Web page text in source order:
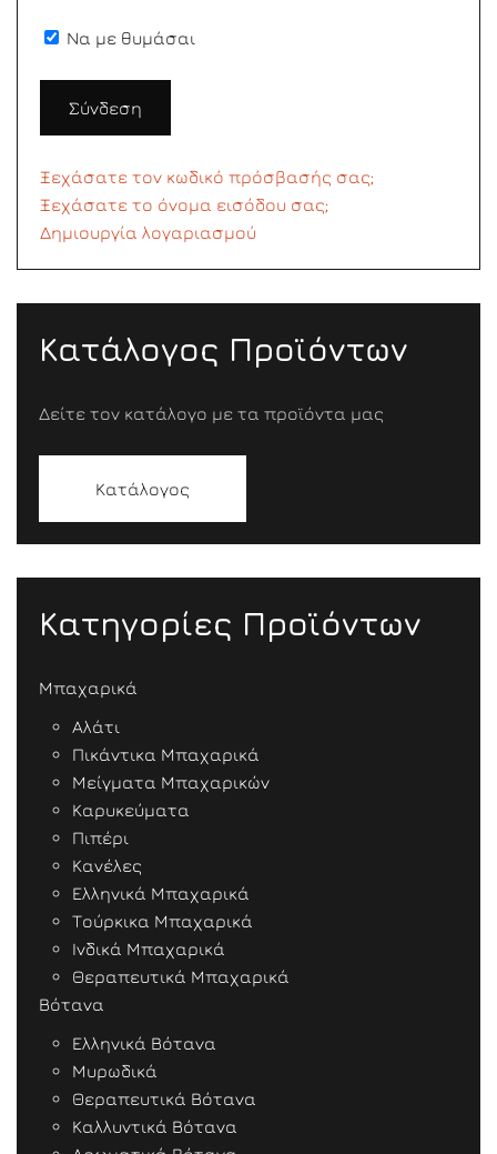
Να με θυμάσαι
Σύνδεση
Ξεχάσατε τον κωδικό πρόσβασής σας;
Ξεχάσατε το όνομα εισόδου σας;
Δημιουργία λογαριασμού
Κατάλογος Προϊόντων
Δείτε τον κατάλογο με τα προϊόντα μας
Κατάλογος
Κατηγορίες Προϊόντων
Μπαχαρικά
Αλάτι
Πικάντικα Μπαχαρικά
Μείγματα Μπαχαρικών
Καρυκεύματα
Πιπέρι
Κανέλες
Ελληνικά Μπαχαρικά
Τούρκικα Μπαχαρικά
Ινδικά Μπαχαρικά
Θεραπευτικά Μπαχαρικά
Βότανα
Ελληνικά Βότανα
Μυρωδικά
Θεραπευτικά Βότανα
Καλλυντικά Βότανα